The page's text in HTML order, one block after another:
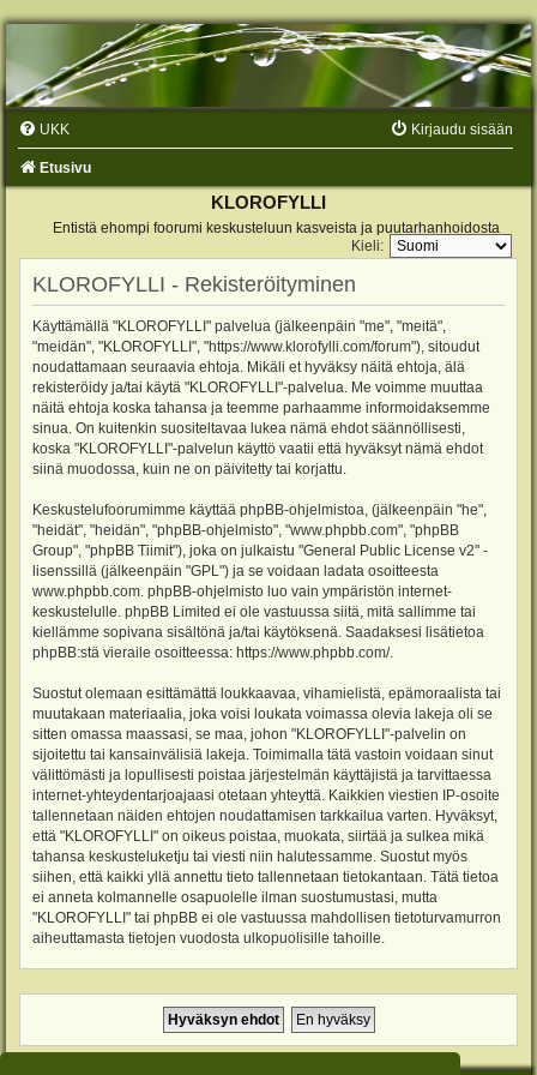
UKK Kirjaudu sisään
Etusivu
KLOROFYLLI
Entistä ehompi foorumi keskusteluun kasveista ja puutarhanhoidosta
Kieli:
KLOROFYLLI - Rekisteröityminen
Käyttämällä "KLOROFYLLI" palvelua (jälkeenpäin "me", "meitä",
"meidän", "KLOROFYLLI", "https://www.klorofylli.com/forum"), sitoudut
noudattamaan seuraavia ehtoja. Mikäli et hyväksy näitä ehtoja, älä
rekisteröidy ja/tai käytä "KLOROFYLLI"-palvelua. Me voimme muuttaa
näitä ehtoja koska tahansa ja teemme parhaamme informoidaksemme
sinua. On kuitenkin suositeltavaa lukea nämä ehdot säännöllisesti,
koska "KLOROFYLLI"-palvelun käyttö vaatii että hyväksyt nämä ehdot
siinä muodossa, kuin ne on päivitetty tai korjattu.
Keskustelufoorumimme käyttää phpBB-ohjelmistoa, (jälkeenpäin "he",
"heidät", "heidän", "phpBB-ohjelmisto", "www.phpbb.com", "phpBB
Group", "phpBB Tiimit"), joka on julkaistu "General Public License v2" -
lisenssillä (jälkeenpäin "GPL") ja se voidaan ladata osoitteesta
www.phpbb.com . phpBB-ohjelmisto luo vain ympäristön internet-
keskustelulle. phpBB Limited ei ole vastuussa siitä, mitä sallimme tai
kiellämme sopivana sisältönä ja/tai käytöksenä. Saadaksesi lisätietoa
phpBB:stä vieraile osoitteessa: https://www.phpbb.com/.
Suostut olemaan esittämättä loukkaavaa, vihamielistä, epämoraalista tai
muutakaan materiaalia, joka voisi loukata voimassa olevia lakeja oli se
sitten omassa maassasi, se maa, johon "KLOROFYLLI"-palvelin on
sijoitettu tai kansainvälisiä lakeja. Toimimalla tätä vastoin voidaan sinut
välittömästi ja lopullisesti poistaa järjestelmän käyttäjistä ja tarvittaessa
internet-yhteydentarjoajaasi otetaan yhteyttä. Kaikkien viestien IP-osoite
tallennetaan näiden ehtojen noudattamisen tarkkailua varten. Hyväksyt,
että "KLOROFYLLI" on oikeus poistaa, muokata, siirtää ja sulkea mikä
tahansa keskusteluketju tai viesti niin halutessamme. Suostut myös
siihen, että kaikki yllä annettu tieto tallennetaan tietokantaan. Tätä tietoa
ei anneta kolmannelle osapuolelle ilman suostumustasi, mutta
"KLOROFYLLI" tai phpBB ei ole vastuussa mahdollisen tietoturvamurron
aiheuttamasta tietojen vuodosta ulkopuolisille tahoille.